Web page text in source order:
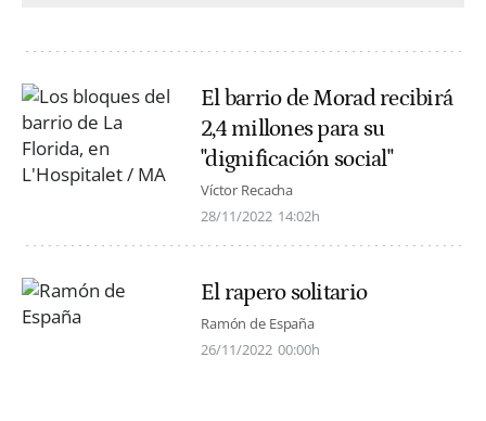
El barrio de Morad recibirá
2,4 millones para su
"dignificación social"
Víctor Recacha
28/11/2022 14:02h
El rapero solitario
Ramón de España
26/11/2022 00:00h